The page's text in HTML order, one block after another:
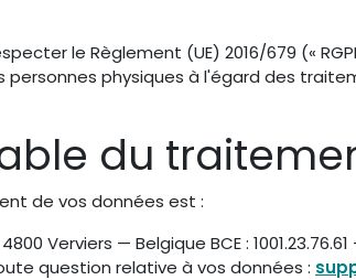
le Règlement (UE) 2016/679 («
physiques à l'égard des
du
de vos données est :
Verviers — Belgique BCE :
question relative à vos données :